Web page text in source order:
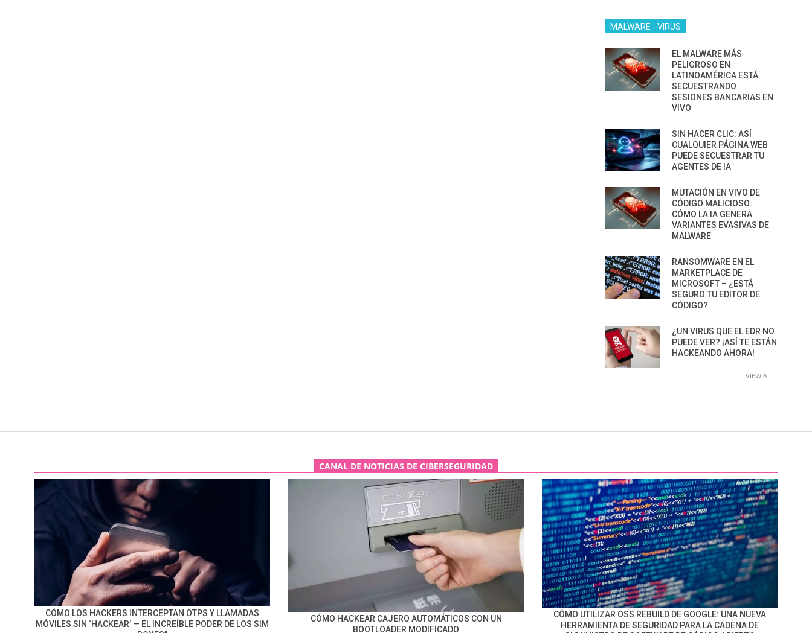
MALWARE - VIRUS
EL MALWARE MÁS
PELIGROSO EN
LATINOAMÉRICA ESTÁ
SECUESTRANDO
SESIONES BANCARIAS EN
VIVO
SIN HACER CLIC: ASÍ
CUALQUIER PÁGINA WEB
PUEDE SECUESTRAR TU
AGENTES DE IA
MUTACIÓN EN VIVO DE
CÓDIGO MALICIOSO:
CÓMO LA IA GENERA
VARIANTES EVASIVAS DE
MALWARE
RANSOMWARE EN EL
MARKETPLACE DE
MICROSOFT – ¿ESTÁ
SEGURO TU EDITOR DE
CÓDIGO?
¿UN VIRUS QUE EL EDR NO
PUEDE VER? ¡ASÍ TE ESTÁN
HACKEANDO AHORA!
VIEW ALL
CANAL DE NOTICIAS DE CIBERSEGURIDAD
CÓMO LOS HACKERS INTERCEPTAN OTPS Y LLAMADAS
MÓVILES SIN ‘HACKEAR’ — EL INCREÍBLE PODER DE LOS SIM
CÓMO HACKEAR CAJERO AUTOMÁTICOS CON UN
BOOTLOADER MODIFICADO
CÓMO UTILIZAR OSS REBUILD DE GOOGLE: UNA NUEVA
HERRAMIENTA DE SEGURIDAD PARA LA CADENA DE